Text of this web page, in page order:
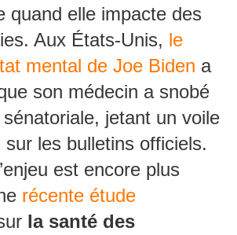
quand elle impacte des
Aux États-Unis, le
mental de Joe Biden a
son médecin a snobé
jetant un voile
sur les bulletins officiels.
est encore plus
récente étude
la santé des